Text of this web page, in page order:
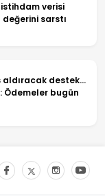
verisi
sarstı
destek...
Ödemeler bugün